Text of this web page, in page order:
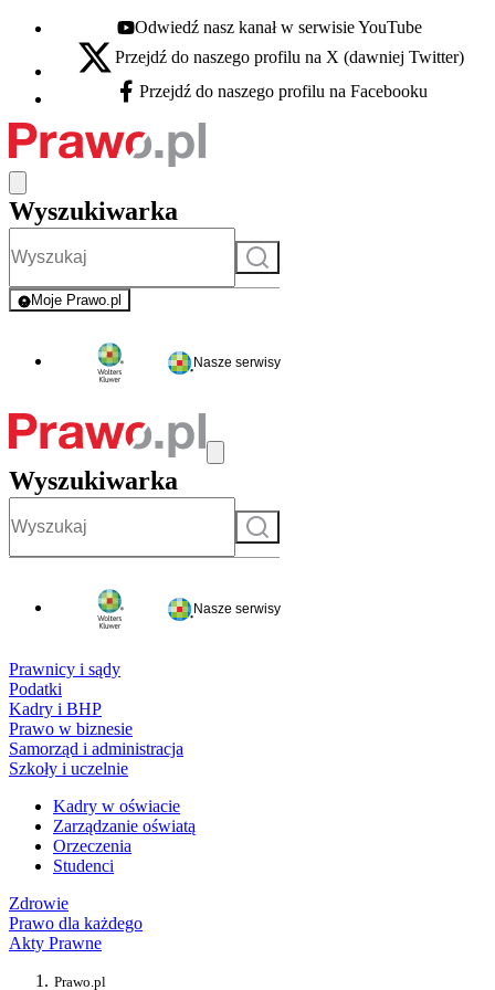
Youtube - otwiera się w nowej karcie
Odwiedź nasz kanał w serwisie YouTube
X - otwiera się w nowej karcie
Przejdź do naszego profilu na X (dawniej Twitter)
Facebook - otwiera się w nowej karcie
Przejdź do naszego profilu na Facebooku
Wyszukiwarka
Szukaj
Moje Prawo.pl
- rejestracja i logowanie do serwisu
Nasze serwisy
Wyszukiwarka
Szukaj
Nasze serwisy
Prawnicy i sądy
Podatki
Kadry i BHP
Prawo w biznesie
Samorząd i administracja
Szkoły i uczelnie
Kadry w oświacie
Zarządzanie oświatą
Orzeczenia
Studenci
Zdrowie
Prawo dla każdego
Akty Prawne
Prawo.pl